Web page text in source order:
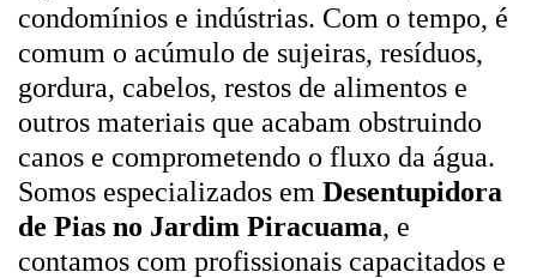
condomínios e indústrias. Com o tempo, é
comum o acúmulo de sujeiras, resíduos,
gordura, cabelos, restos de alimentos e
outros materiais que acabam obstruindo
canos e comprometendo o fluxo da água.
Somos especializados em Desentupidora
de Pias no Jardim Piracuama, e
contamos com profissionais capacitados e